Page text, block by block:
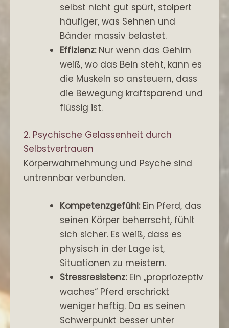
selbst nicht gut spürt, stolpert
häufiger, was Sehnen und
Bänder massiv belastet.
Effizienz:Nur wenn das Gehirn
weiß, wo das Bein steht, kann es
die Muskeln so ansteuern, dass
die Bewegung kraftsparend und
flüssig ist.
2. Psychische Gelassenheit durch
Selbstvertrauen
Körperwahrnehmung und Psyche sind
untrennbar verbunden.
Kompetenzgefühl:Ein Pferd, das
seinen Körper beherrscht, fühlt
sich sicher. Es weiß, dass es
physisch in der Lage ist,
Situationen zu meistern.
Stressresistenz:Ein „propriozeptiv
waches“ Pferd erschrickt
weniger heftig. Da es seinen
Schwerpunkt besser unter